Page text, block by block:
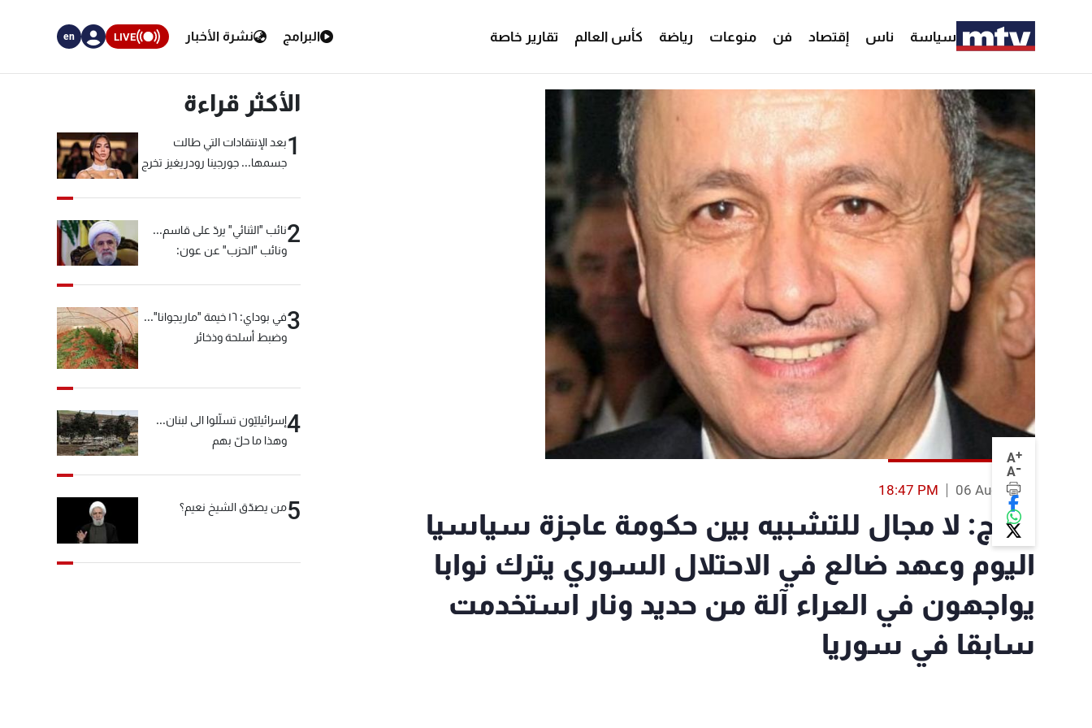
سياسة ناس إقتصاد فن منوعات رياضة كأس العالم تقارير خاصة البرامج نشرة الأخبار LIVE
en
A+
A-
06 Aug 2015
18:47 PM
جريج: لا مجال للتشبيه بين حكومة عاجزة سياسيا
اليوم وعهد ضالع في الاحتلال السوري يترك نوابا
يواجهون في العراء آلة من حديد ونار استخدمت
سابقا في سوريا
الأكثر قراءة
1بعد الإنتقادات التي طالت
جسمها... جورجينا رودريغيز تخرج
2نائب "الثنائي" يردّ على قاسم...
ونائب "الحزب" عن عون:
3
في بوداي: ١٦ خيمة "ماريجوانا"...
وضبط أسلحة وذخائر
4إسرائيليّون تسلّلوا الى لبنان...
وهذا ما حلّ بهم
5من يصدّق الشيخ نعيم؟